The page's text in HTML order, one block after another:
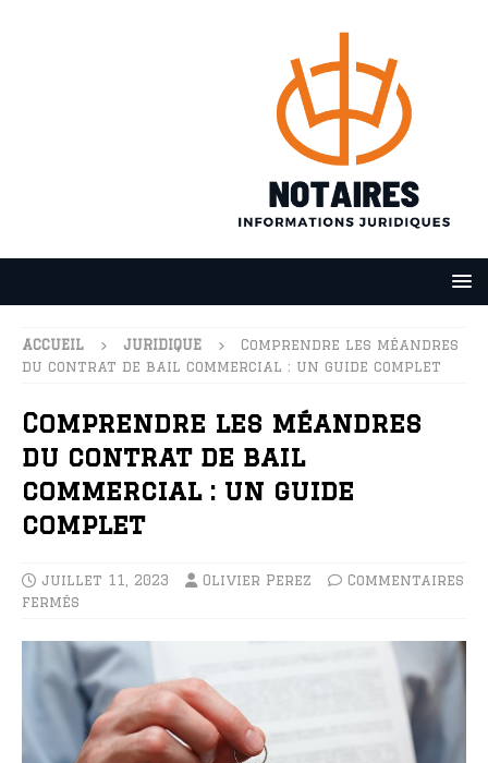
ACCUEIL JURIDIQUE
Comprendre les méandres
du contrat de bail commercial : un guide complet
Comprendre les méandres
du contrat de bail
commercial : un guide
complet
juillet 11, 2023 Olivier Perez
Commentaires
fermés